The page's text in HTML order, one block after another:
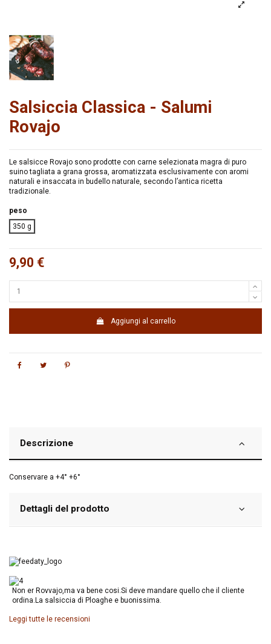
Salsiccia Classica - Salumi
Rovajo
Le salsicce Rovajo sono prodotte con carne selezionata magra di puro
suino tagliata a grana grossa, aromatizzata esclusivamente con aromi
naturali e insaccata in budello naturale, secondo l’antica ricetta
tradizionale.
peso
350 g
9,90 €
Aggiungi al carrello
Descrizione
Conservare a +4° +6°
Dettagli del prodotto
Non er Rovvajo,ma va bene cosi.Si deve mandare quello che il cliente
ordina.La salsiccia di Ploaghe e buonissima.
Leggi tutte le recensioni